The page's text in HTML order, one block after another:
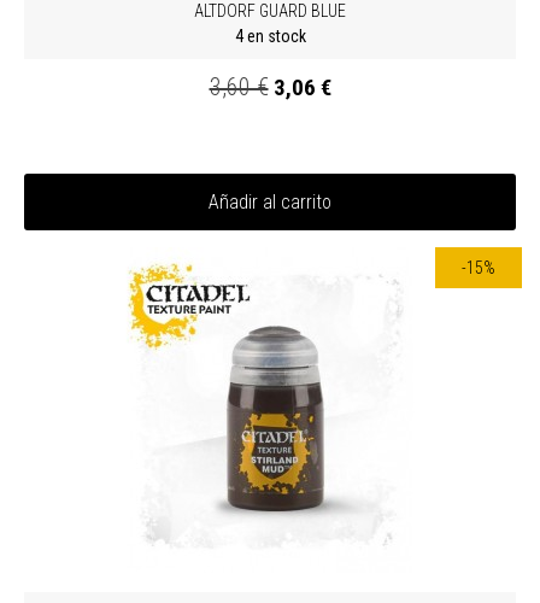
ALTDORF GUARD BLUE
4 en stock
3,60 € 3,06 €
Añadir al carrito
-15%